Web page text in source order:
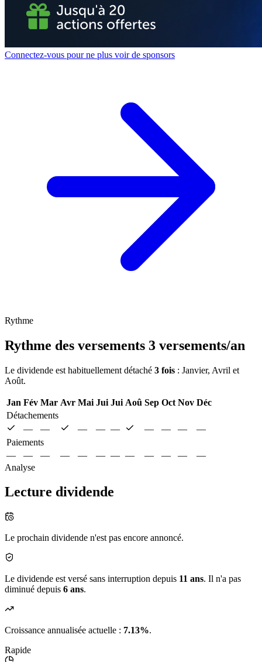
Connectez-vous pour ne plus voir de sponsors
Rythme
Rythme des versements 3 versements/an
Le dividende est habituellement détaché 3 fois : Janvier, Avril et
Août.
Jan Fév Mar Avr Mai Jui Jui Aoû Sep Oct Nov Déc
Détachements
—
— — — — — — —
—
Paiements
—
— — — — — — — — — —
—
Analyse
Lecture dividende
Le prochain dividende n'est pas encore annoncé.
Le dividende est versé sans interruption depuis 11 ans. Il n'a pas
diminué depuis 6 ans.
Croissance annualisée actuelle : 7.13%.
Rapide